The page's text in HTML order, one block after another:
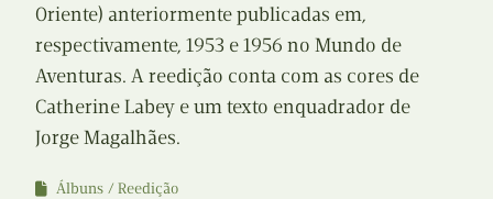
Oriente) anteriormente publicadas em,
respectivamente, 1953 e 1956 no Mundo de
Aventuras. A reedição conta com as cores de
Catherine Labey e um texto enquadrador de
Jorge Magalhães.
Álbuns
Reedição